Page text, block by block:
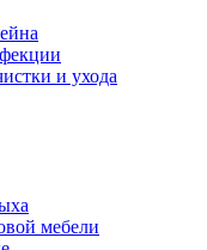
и ухода
мебели